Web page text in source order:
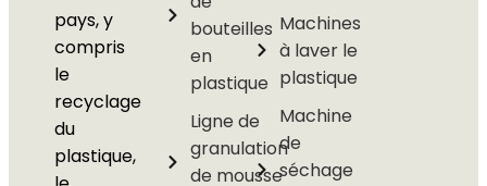
pays, y
compris
le
recyclage
du
plastique,
bouteilles
en
plastique
Ligne de
granulation
de mousse
Machines
à laver le
plastique
Machine
de
séchage